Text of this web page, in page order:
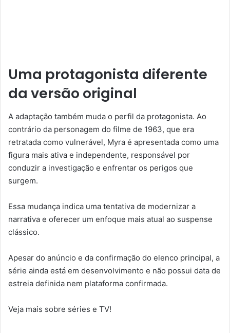
Uma protagonista diferente
da versão original
A adaptação também muda o perfil da protagonista. Ao
contrário da personagem do filme de 1963, que era
retratada como vulnerável, Myra é apresentada como uma
figura mais ativa e independente, responsável por
conduzir a investigação e enfrentar os perigos que
surgem.
Essa mudança indica uma tentativa de modernizar a
narrativa e oferecer um enfoque mais atual ao suspense
clássico.
Apesar do anúncio e da confirmação do elenco principal, a
série ainda está em desenvolvimento e não possui data de
estreia definida nem plataforma confirmada.
Veja mais sobre séries e TV!